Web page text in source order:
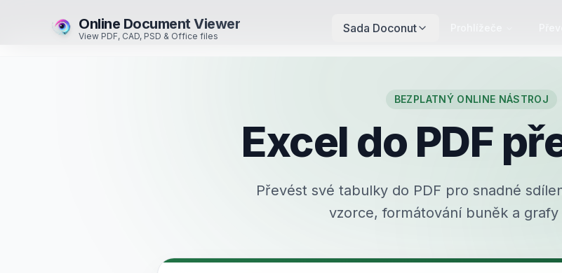
Online Document Viewer
View PDF, CAD, PSD & Office files
Sada Doconut
BEZPLATNÝ ONLINE NÁSTROJ
Excel do PDF
Převést své tabulky do PDF pro snadné
vzorce, formátování buněk a